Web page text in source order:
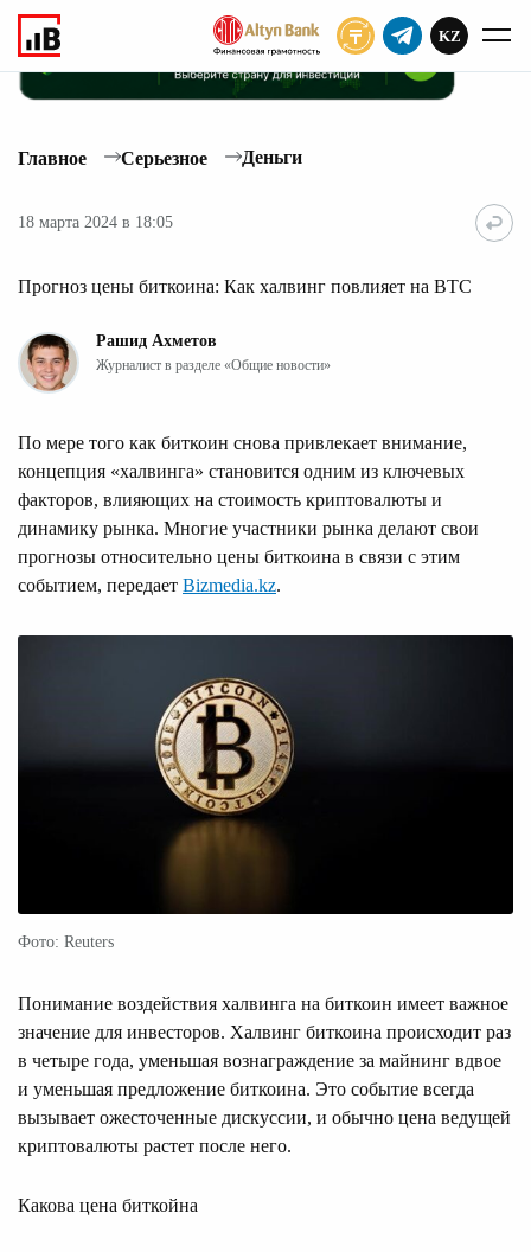
KZ
Главное Серьезное Деньги
18 марта 2024 в 18:05
Прогноз цены биткоина: Как халвинг повлияет на BTC
Рашид Ахметов
Журналист в разделе «Общие новости»
По мере того как биткоин снова привлекает внимание,
концепция «халвинга» становится одним из ключевых
факторов, влияющих на стоимость криптовалюты и
динамику рынка. Многие участники рынка делают свои
прогнозы относительно цены биткоина в связи с этим
событием, передает Bizmedia.kz.
Фото: Reuters
Понимание воздействия халвинга на биткоин имеет важное
значение для инвесторов. Халвинг биткоина происходит раз
в четыре года, уменьшая вознаграждение за майнинг вдвое
и уменьшая предложение биткоина. Это событие всегда
вызывает ожесточенные дискуссии, и обычно цена ведущей
криптовалюты растет после него.
Какова цена биткойна